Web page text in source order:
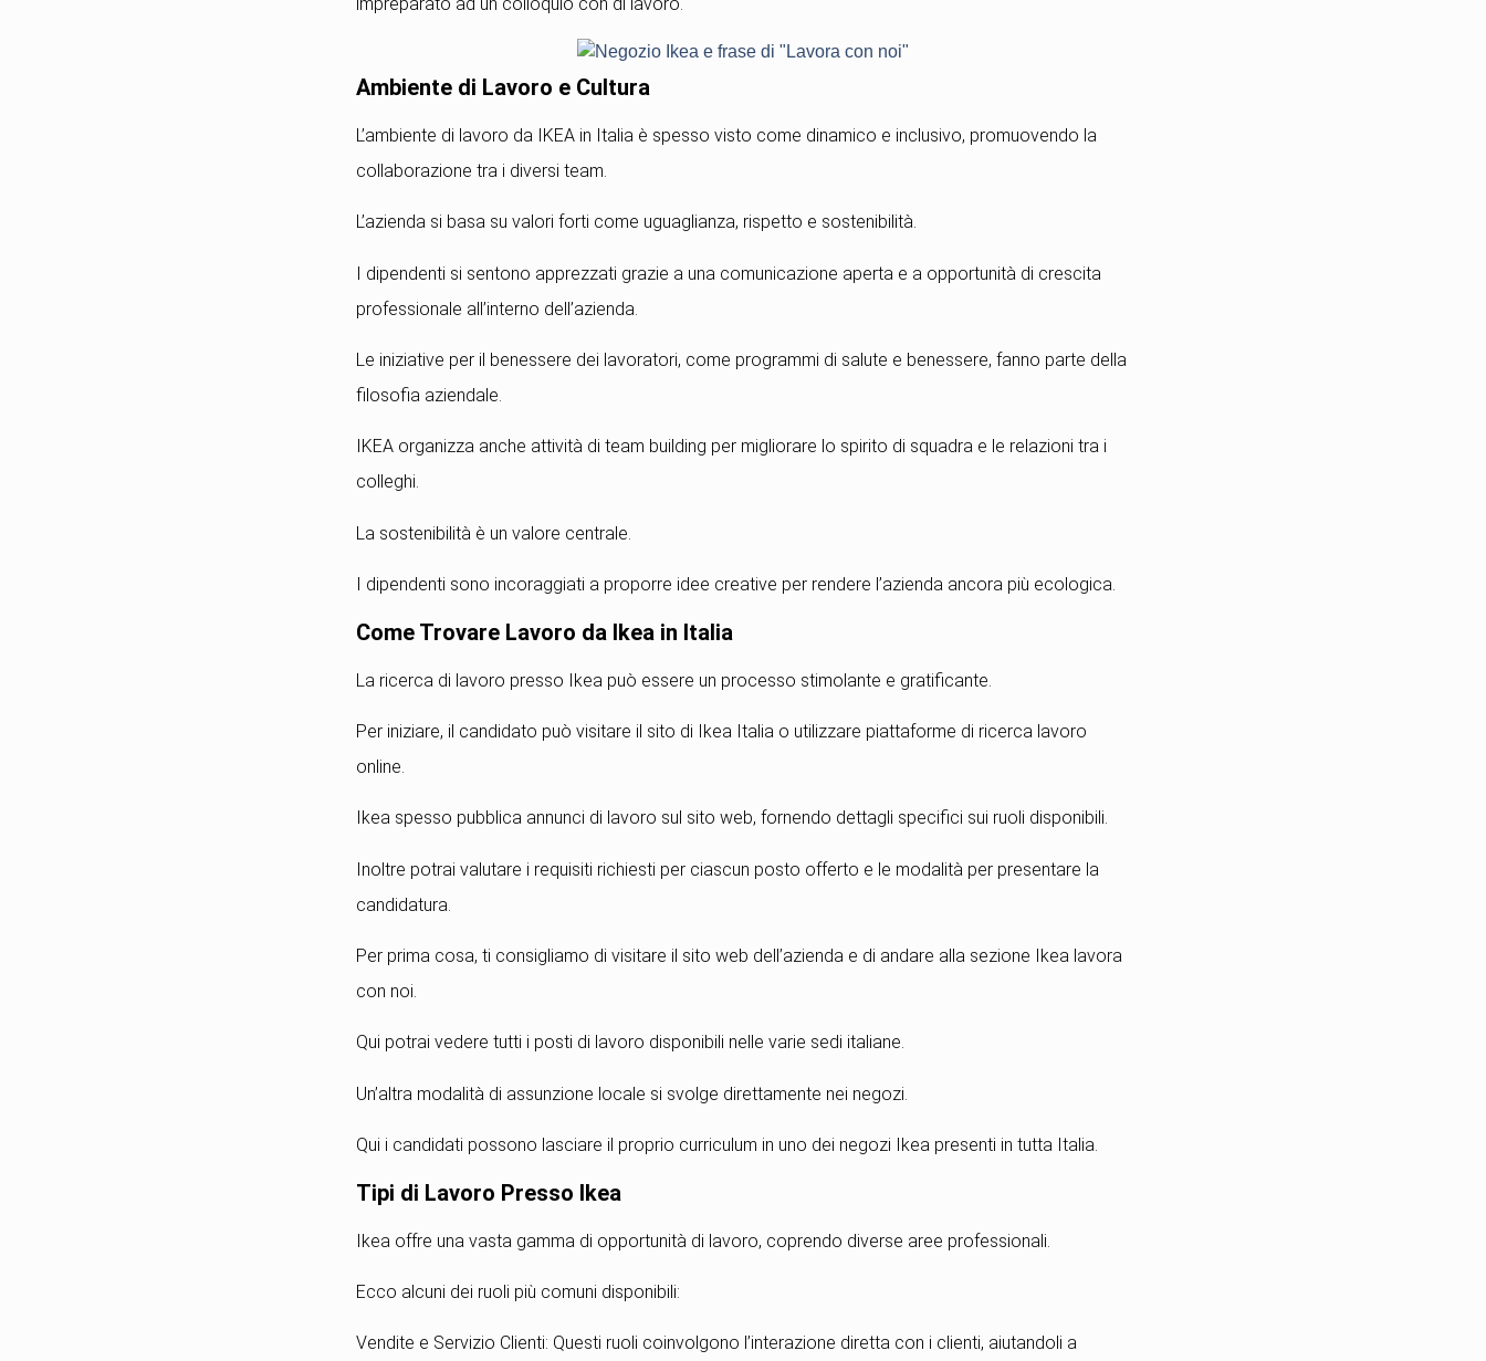
Ambiente di Lavoro e Cultura
L’ambiente di lavoro da IKEA in Italia è spesso visto come dinamico e inclusivo, promuovendo la
collaborazione tra i diversi team.
L’azienda si basa su valori forti come uguaglianza, rispetto e sostenibilità.
I dipendenti si sentono apprezzati grazie a una comunicazione aperta e a opportunità di crescita
professionale all’interno dell’azienda.
Le iniziative per il benessere dei lavoratori, come programmi di salute e benessere, fanno parte della
filosofia aziendale.
IKEA organizza anche attività di team building per migliorare lo spirito di squadra e le relazioni tra i
colleghi.
La sostenibilità è un valore centrale.
I dipendenti sono incoraggiati a proporre idee creative per rendere l’azienda ancora più ecologica.
Come Trovare Lavoro da Ikea in Italia
La ricerca di lavoro presso Ikea può essere un processo stimolante e gratificante.
Per iniziare, il candidato può visitare il sito di Ikea Italia o utilizzare piattaforme di ricerca lavoro
online.
Ikea spesso pubblica annunci di lavoro sul sito web, fornendo dettagli specifici sui ruoli disponibili.
Inoltre potrai valutare i requisiti richiesti per ciascun posto offerto e le modalità per presentare la
candidatura.
Per prima cosa, ti consigliamo di visitare il sito web dell’azienda e di andare alla sezione Ikea lavora
con noi.
Qui potrai vedere tutti i posti di lavoro disponibili nelle varie sedi italiane.
Un’altra modalità di assunzione locale si svolge direttamente nei negozi.
Qui i candidati possono lasciare il proprio curriculum in uno dei negozi Ikea presenti in tutta Italia.
Tipi di Lavoro Presso Ikea
Ikea offre una vasta gamma di opportunità di lavoro, coprendo diverse aree professionali.
Ecco alcuni dei ruoli più comuni disponibili:
Vendite e Servizio Clienti: Questi ruoli coinvolgono l’interazione diretta con i clienti, aiutandoli a